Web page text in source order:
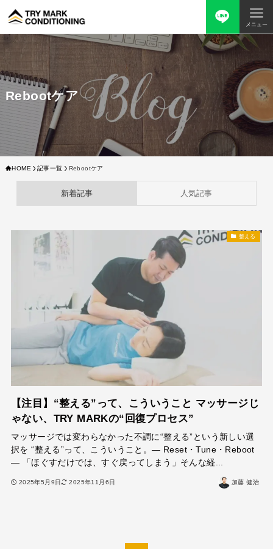
メニュー
Rebootケア
HOME 記事一覧 Rebootケア
新着記事 人気記事
整える
【注目】“整える”って、こういうこと マッサージじ
ゃない、TRY MARKの“回復プロセス”
マッサージでは変わらなかった不調に“整える”という新しい選
択を “整える”って、こういうこと。― Reset・Tune・Reboot
― 「ほぐすだけでは、すぐ戻ってしまう」そんな経...
2025年5月9日 2025年11月6日 加藤 健治